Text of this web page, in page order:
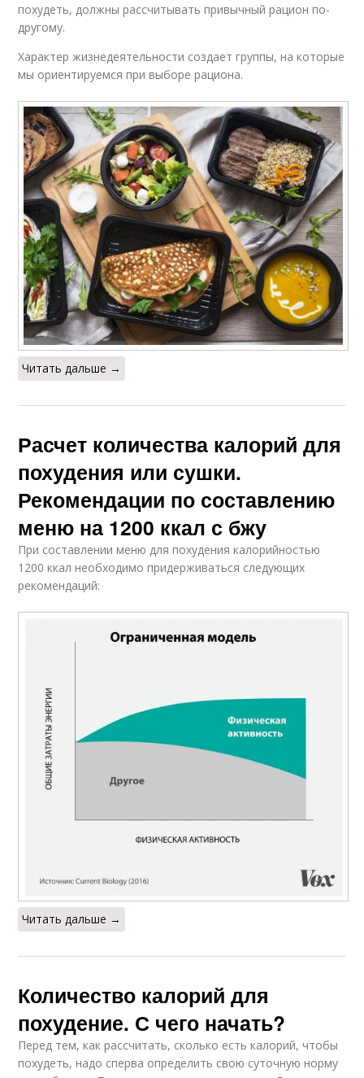
похудеть, должны рассчитывать привычный рацион по-
другому.
Характер жизнедеятельности создает группы, на которые
мы ориентируемся при выборе рациона.
Читать дальше →
Расчет количества калорий для
похудения или сушки.
Рекомендации по составлению
меню на 1200 ккал с бжу
При составлении меню для похудения калорийностью
1200 ккал необходимо придерживаться следующих
рекомендаций:
Читать дальше →
Количество калорий для
похудение. С чего начать?
Перед тем, как рассчитать, сколько есть калорий, чтобы
похудеть, надо сперва определить свою суточную норму